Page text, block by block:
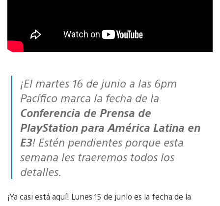
¡El martes 16 de junio a las 6pm
Pacífico marca la fecha de la
Conferencia de Prensa de
PlayStation para América Latina en
E3! Estén pendientes porque esta
semana les traeremos todos los
detalles.
¡Ya casi está aquí! Lunes 15 de junio es la fecha de la